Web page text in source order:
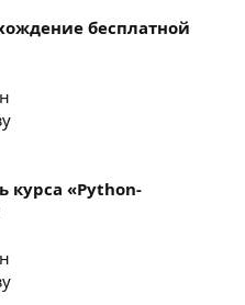
бесплатной
курса «Python-